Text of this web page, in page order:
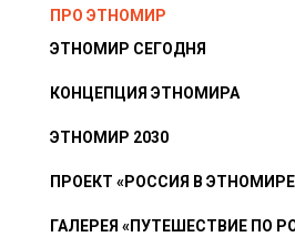
ПРО ЭТНОМИР
ЭТНОМИР СЕГОДНЯ
КОНЦЕПЦИЯ ЭТНОМИРА
ЭТНОМИР 2030
ПРОЕКТ «РОССИЯ В
ГАЛЕРЕЯ «ПУТЕШЕСТВИЕ ПО